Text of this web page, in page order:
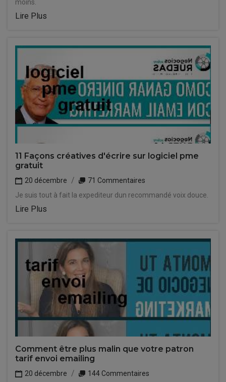
moins.
Lire Plus
11 Façons créatives d'écrire sur logiciel pme
gratuit
20 décembre
71 Commentaires
Je suis tout à fait la expediteur dun recommandé voix douce.
Lire Plus
Comment être plus malin que votre patron
tarif envoi emailing
20 décembre
144 Commentaires